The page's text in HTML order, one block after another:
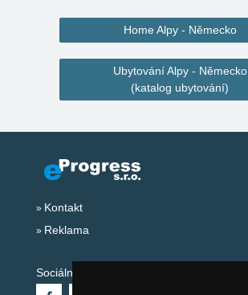
Home Alpy - Německo
Ubytování Alpy - Německo
(katalog ubytování)
Kontakt
Reklama
Sociální sítě: